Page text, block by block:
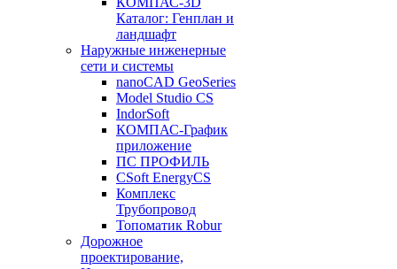
Каталог: Генплан и
ландшафт
Наружные инженерные
сети и системы
nanoCAD GeoSeries
Model Studio CS
IndorSoft
КОМПАС-График
приложение
ПС ПРОФИЛЬ
CSoft EnergyCS
Комплекс
Трубопровод
Топоматик Robur
Дорожное
проектирование,